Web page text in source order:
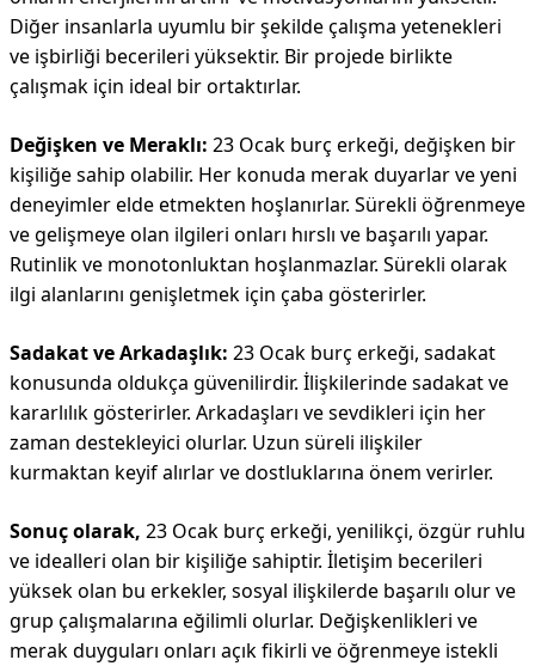
Diğer insanlarla uyumlu bir şekilde çalışma yetenekleri
ve işbirliği becerileri yüksektir. Bir projede birlikte
çalışmak için ideal bir ortaktırlar.
Değişken ve Meraklı: 23 Ocak burç erkeği, değişken bir
kişiliğe sahip olabilir. Her konuda merak duyarlar ve yeni
deneyimler elde etmekten hoşlanırlar. Sürekli öğrenmeye
ve gelişmeye olan ilgileri onları hırslı ve başarılı yapar.
Rutinlik ve monotonluktan hoşlanmazlar. Sürekli olarak
ilgi alanlarını genişletmek için çaba gösterirler.
Sadakat ve Arkadaşlık: 23 Ocak burç erkeği, sadakat
konusunda oldukça güvenilirdir. İlişkilerinde sadakat ve
kararlılık gösterirler. Arkadaşları ve sevdikleri için her
zaman destekleyici olurlar. Uzun süreli ilişkiler
kurmaktan keyif alırlar ve dostluklarına önem verirler.
Sonuç olarak, 23 Ocak burç erkeği, yenilikçi, özgür ruhlu
ve idealleri olan bir kişiliğe sahiptir. İletişim becerileri
yüksek olan bu erkekler, sosyal ilişkilerde başarılı olur ve
grup çalışmalarına eğilimli olurlar. Değişkenlikleri ve
merak duyguları onları açık fikirli ve öğrenmeye istekli